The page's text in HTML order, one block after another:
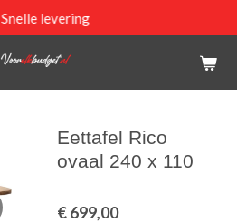
Snelle levering
Eettafel Rico
ovaal 240 x 110
€ 699,00